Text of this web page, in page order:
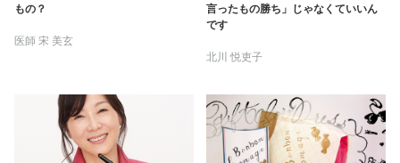
もの？
医師 宋 美玄
言ったもの勝ち」じゃなくていいん
です
北川 悦吏子